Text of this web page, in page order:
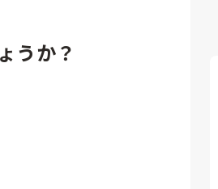
うか？